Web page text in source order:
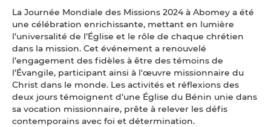
La Journée Mondiale des Missions 2024 à Abomey a été
une célébration enrichissante, mettant en lumière
l’universalité de l’Église et le rôle de chaque chrétien
dans la mission. Cet événement a renouvelé
l’engagement des fidèles à être des témoins de
l’Évangile, participant ainsi à l'œuvre missionnaire du
Christ dans le monde. Les activités et réflexions des
deux jours témoignent d’une Église du Bénin unie dans
sa vocation missionnaire, prête à relever les défis
contemporains avec foi et détermination.